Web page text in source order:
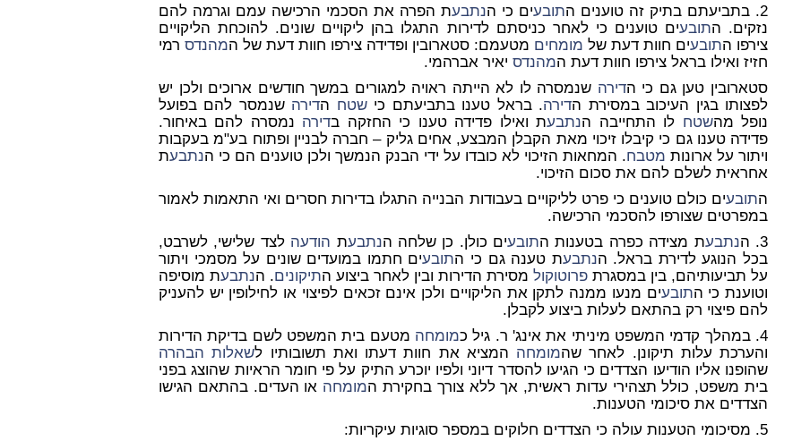
2. בתביעתם בתיק זה טוענים ה
תובעים כי הנתבעת הפרה את הסכמי הרכישה עמם וגרמה להם
נזקים. התובעים טוענים כי לאחר כניסתם לדירות התגלו בהן ליקויים שונים. להוכחת הליקויים
צירפו התובעים חוות דעת של מומחים מטעמם: סטארובין ופדידה צירפו חוות דעת של המהנדס רמי
חזיז ואילו בראל צירפו חוות דעת המהנדס יאיר אברהמי.
סטארובין טען גם כי הדירה שנמסרה לו לא הייתה ראויה למגורים במשך חודשים ארוכים ולכן יש
לפצותו בגין העיכוב במסירת הדירה. בראל טענו בתביעתם כישטח הדירה שנמסר להם בפועל
נופל מהשטח לו התחייבה הנתבעת ואילו פדידה טענו כי החזקה בדירה נמסרה להם באיחור.
פדידה טענו גם כי קיבלו זיכוי מאת הקבלן המבצע, אחים גליק – חברה לבניין ופתוח בע"מ בעקבות
ויתור על ארונות מטבח. המחאות הזיכוי לא כובדו על ידי הבנק הנמשך ולכן טוענים הם כי הנתבעת
אחראית לשלם להם את סכום הזיכוי.
התובעים כולם טוענים כי פרט לליקויים בעבודות הבנייה התגלו בדירות חסרים ואי התאמות לאמור
במפרטים שצורפו להסכמי הרכישה.
3. ה
נתבעת מצידה כפרה בטענות התובעים כולן. כן שלחה הנתבעת הודעה לצד שלישי, לשרבט,
בכל הנוגע לדירת בראל. הנתבעת טענה גם כי התובעים חתמו במועדים שונים על מסמכי ויתור
על תביעותיהם, בין במסגרת פרוטוקול מסירת הדירות ובין לאחר ביצוע התיקונים. הנתבעת מוסיפה
וטוענת כי התובעים מנעו ממנה לתקן את הליקויים ולכן אינם זכאים לפיצוי או לחילופין יש להעניק
להם פיצוי רק בהתאם לעלות ביצוע לקבלן.
4. במהלך קדמי המשפט מיניתי את אינג' ר. גיל כ
מומחה מטעם בית המשפט לשם בדיקת הדירות
והערכת עלות תיקונן. לאחר שהמומחה המציא את חוות דעתו ואת תשובותיו לשאלות הבהרה
שהופנו אליו הודיעו הצדדים כי הגיעו להסדר דיוני ולפיו יוכרע התיק על פי חומר הראיות שהוצג בפני
בית משפט, כולל תצהירי עדות ראשית, אך ללא צורך בחקירת המומחה או העדים. בהתאם הגישו
הצדדים את סיכומי הטענות.
5. מסיכומי הטענות עולה כי הצדדים חלוקים במספר סוגיות עיקריות: